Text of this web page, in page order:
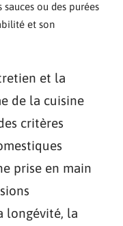
sauces ou des purées
et son
et la
de la cuisine
critères
prise en main
longévité, la